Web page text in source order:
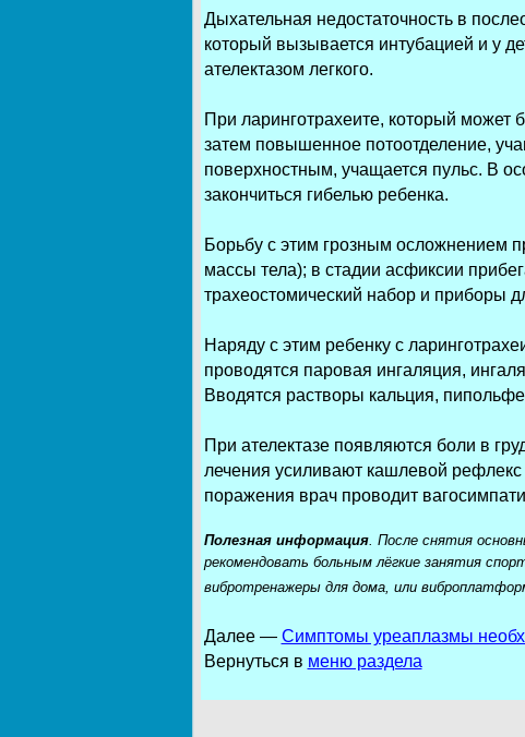
Дыхательная недостаточность в
который вызывается интубацией и у
ателектазом легкого.
При ларинготрахеите, который
затем повышенное потоотделение,
поверхностным, учащается пульс. В
закончиться гибелью ребенка.
Борьбу с этим грозным осложнением
массы тела); в стадии асфиксии
трахеостомический набор и приборы
Наряду с этим ребенку с
проводятся паровая ингаляция,
Вводятся растворы кальция,
При ателектазе появляются боли в
лечения усиливают кашлевой
поражения врач проводит
Полезная информация. После снятия
рекомендовать больным лёгкие занятия
вибротренажеры для дома, или
Далее— Симптомы уреаплазмы
Вернуться в меню раздела